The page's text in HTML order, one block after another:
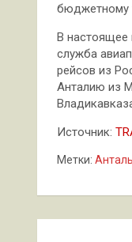
бюджетному
В настоящее
служба
рейсов из
Анталию из
Источник:
Метки: